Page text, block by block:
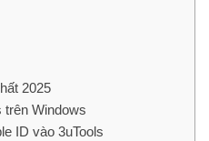
2025
trên Windows
ID vào 3uTools